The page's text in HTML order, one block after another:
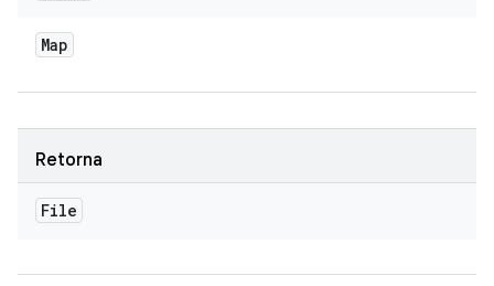
Map
Retorna
File